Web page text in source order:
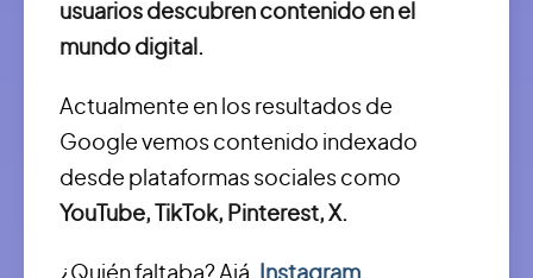
usuarios descubren contenido en el
mundo digital.
Actualmente en los resultados de
Google vemos contenido indexado
desde plataformas sociales como
YouTube, TikTok, Pinterest, X.